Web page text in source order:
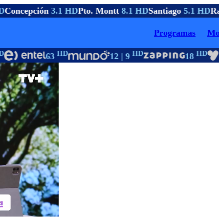
Concepción3.1 HDPto. Montt8.1 HDSantiago5.1 HD
Programas
63HD 12 | 9HD 18HD